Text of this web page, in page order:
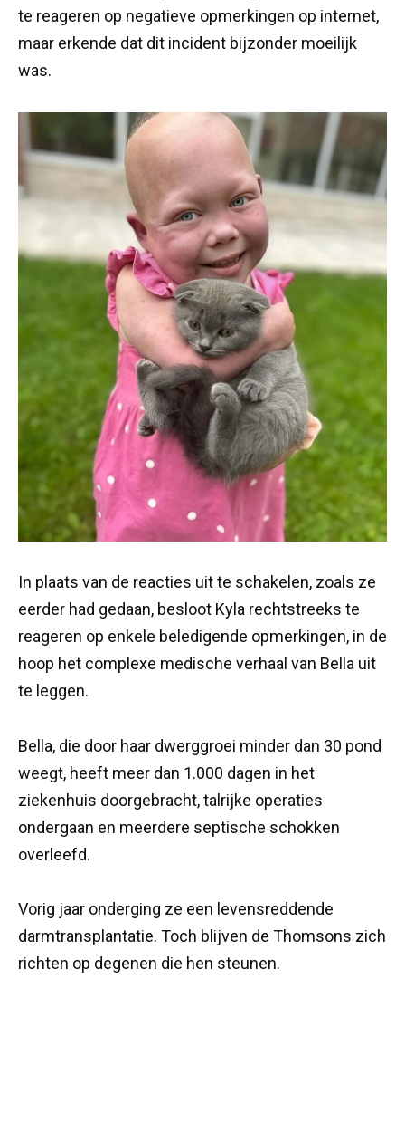
te reageren op negatieve opmerkingen op internet,
maar erkende dat dit incident bijzonder moeilijk
was.
In plaats van de reacties uit te schakelen, zoals ze
eerder had gedaan, besloot Kyla rechtstreeks te
reageren op enkele beledigende opmerkingen, in de
hoop het complexe medische verhaal van Bella uit
te leggen.
Bella, die door haar dwerggroei minder dan 30 pond
weegt, heeft meer dan 1.000 dagen in het
ziekenhuis doorgebracht, talrijke operaties
ondergaan en meerdere septische schokken
overleefd.
Vorig jaar onderging ze een levensreddende
darmtransplantatie. Toch blijven de Thomsons zich
richten op degenen die hen steunen.